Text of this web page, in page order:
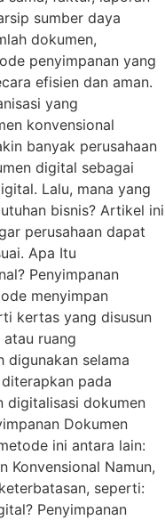
sumber daya
dokumen,
penyimpanan yang
efisien dan aman.
yang
konvensional
banyak perusahaan
digital sebagai
Lalu, mana yang
bisnis? Artikel ini
perusahaan dapat
Apa Itu
Penyimpanan
menyimpan
kertas yang disusun
ruang
digunakan selama
pada
digitalisasi dokumen
Dokumen
ini antara lain:
Konvensional Namun,
seperti:
Penyimpanan